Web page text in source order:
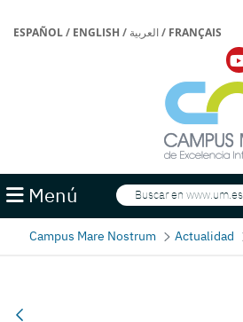
ESPAÑOL/ ENGLISH / العربية/ FRANÇAIS
Menú Buscar
Campus Mare Nostrum Actualidad